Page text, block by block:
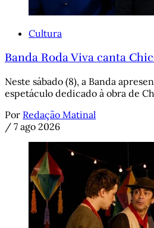
Cultura
Banda Roda Viva canta
Neste sábado (8), a Banda
espetáculo dedicado à obra de
Por Redação Matinal
/ 7 ago 2026